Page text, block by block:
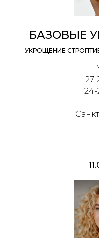
БАЗОВЫЕ
УКРОЩЕНИЕ
24-